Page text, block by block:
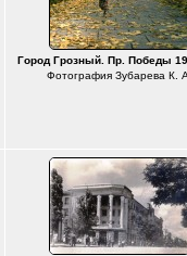
Город Грозный. Пр. Победы
Фотография Зубарева К.